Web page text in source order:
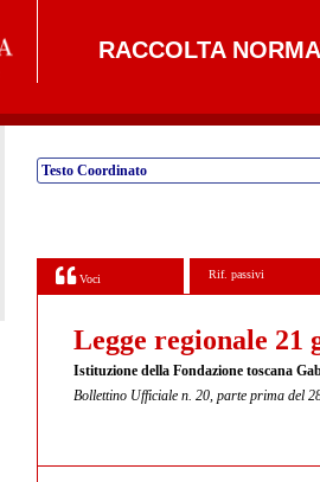
RACCOLTA
Testo Coordinato
Voci Rif. passivi
Legge regionale 21
Istituzione della Fondazione toscana
Bollettino Ufficiale n. 20, parte prima del